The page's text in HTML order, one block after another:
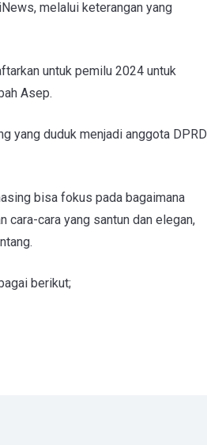
melalui keterangan yang
untuk pemilu 2024 untuk
Asep.
yang duduk menjadi anggota DPRD
bisa fokus pada bagaimana
cara-cara yang santun dan elegan,
berikut;